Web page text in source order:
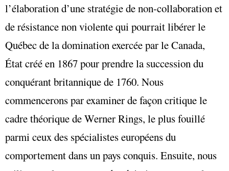
l’élaboration d’une stratégie de non-collaboration et
de résistance non violente qui pourrait libérer le
Québec de la domination exercée par le Canada,
État créé en 1867 pour prendre la succession du
conquérant britannique de 1760. Nous
commencerons par examiner de façon critique le
cadre théorique de Werner Rings, le plus fouillé
parmi ceux des spécialistes européens du
comportement dans un pays conquis. Ensuite, nous